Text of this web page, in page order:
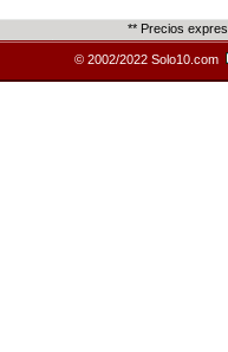
** Precios
© 2002/2022 Solo10.com